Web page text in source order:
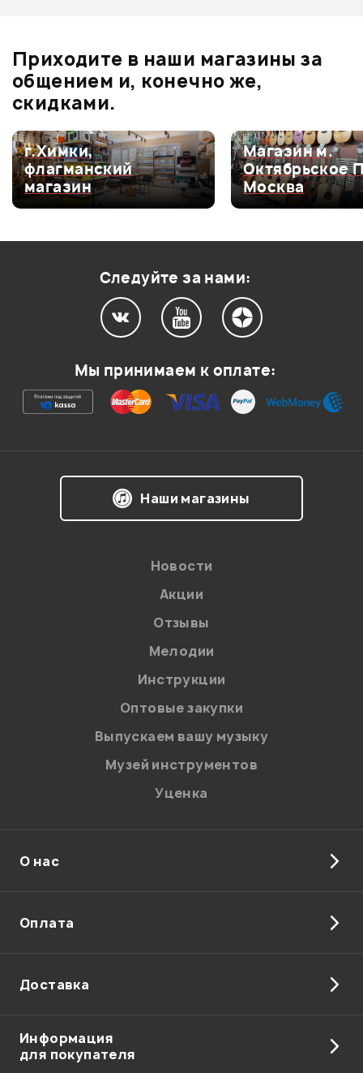
0.0
Оценка5
0
Оценка4
0
Оценка3
0
Ваша оценка:
на обработку персональных данных в
Политикой в отношении обработки
персональных данных.
Введите проверочное число:
Отправить
Приходите в наши магазины за
общением и, конечно же,
скидками.
г.Химки,
флагманский
магазин
Магазин м.
Октябрьское
Москва
Следуйте за нами:
Мы принимаем к оплате:
Наши магазины
Новости
Акции
Отзывы
Мелодии
Инструкции
Оптовые закупки
Выпускаем вашу музыку
Музей инструментов
Уценка
О нас
Оплата
Доставка
Информация
для покупателя